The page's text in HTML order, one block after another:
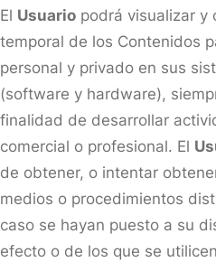
El Usuario podrá visualizar y
temporal de los Contenidos
personal y privado en sus
(software y hardware),
finalidad de desarrollar
comercial o profesional. El
de obtener, o intentar
medios o procedimientos
caso se hayan puesto a su
efecto o de los que se